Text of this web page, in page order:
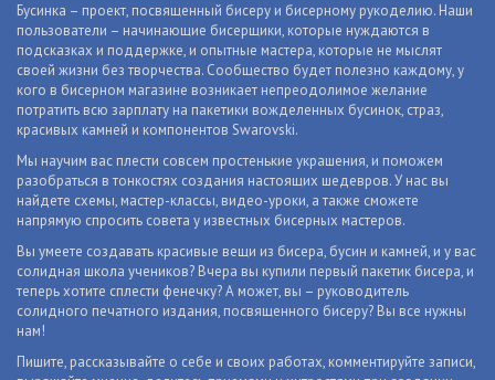
Бусинка – проект, посвященный бисеру и бисерному рукоделию. Наши
пользователи – начинающие бисерщики, которые нуждаются в
подсказках и поддержке, и опытные мастера, которые не мыслят
своей жизни без творчества. Сообщество будет полезно каждому, у
кого в бисерном магазине возникает непреодолимое желание
потратить всю зарплату на пакетики вожделенных бусинок, страз,
красивых камней и компонентов Swarovski.
Мы научим вас плести совсем простенькие украшения, и поможем
разобраться в тонкостях создания настоящих шедевров. У нас вы
найдете схемы, мастер-классы, видео-уроки, а также сможете
напрямую спросить совета у известных бисерных мастеров.
Вы умеете создавать красивые вещи из бисера, бусин и камней, и у вас
солидная школа учеников? Вчера вы купили первый пакетик бисера, и
теперь хотите сплести фенечку? А может, вы – руководитель
солидного печатного издания, посвященного бисеру? Вы все нужны
нам!
Пишите, рассказывайте о себе и своих работах, комментируйте записи,